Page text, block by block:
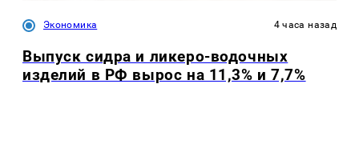
Экономика 4 часа назад
Выпуск сидра и ликеро-водочных
изделий в РФ вырос на 11,3% и 7,7%